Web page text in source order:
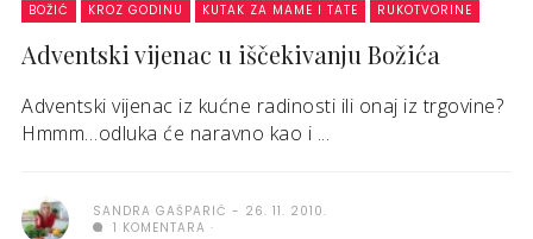
BOŽIĆ KROZ GODINU KUTAK ZA MAME I TATE RUKOTVORINE
Adventski vijenac u iščekivanju Božića
Adventski vijenac iz kućne radinosti ili onaj iz trgovine?
Hmmm…odluka će naravno kao i ...
SANDRA GAŠPARIĆ
26. 11. 2010.
1 KOMENTARA